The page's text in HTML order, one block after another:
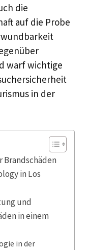
die
auf die Probe
warf wichtige
in der
Brandschäden
in Los
und
in einem
in der